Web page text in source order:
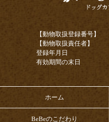
【動物取扱登録番号】
【動物取扱責任者】
登録年月日
有効期間の末日
ホーム
BeBeのこだわり